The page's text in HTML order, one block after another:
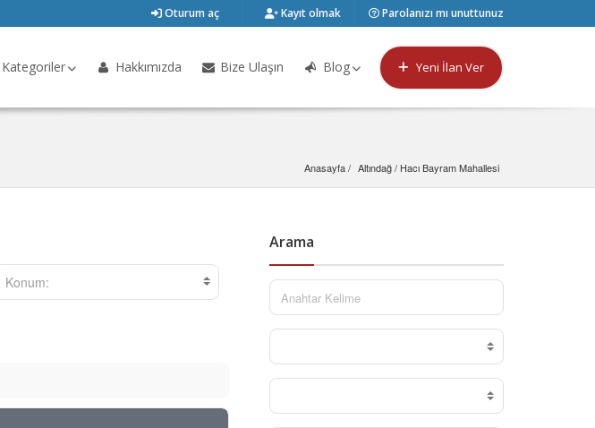
Oturum aç Kayıt olmak Parolanızı mı unuttunuz
Kategoriler Hakkımızda Bize Ulaşın Blog Yeni İlan Ver
Anasayfa Altındağ / Hacı Bayram Mahallesi
Konum:
Arama